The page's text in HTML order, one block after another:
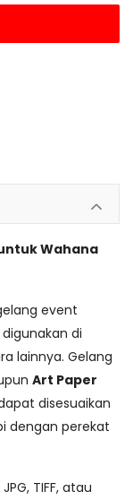
Wahana
event
di
lainnya. Gelang
Art Paper
disesuaikan
dengan perekat
TIFF, atau